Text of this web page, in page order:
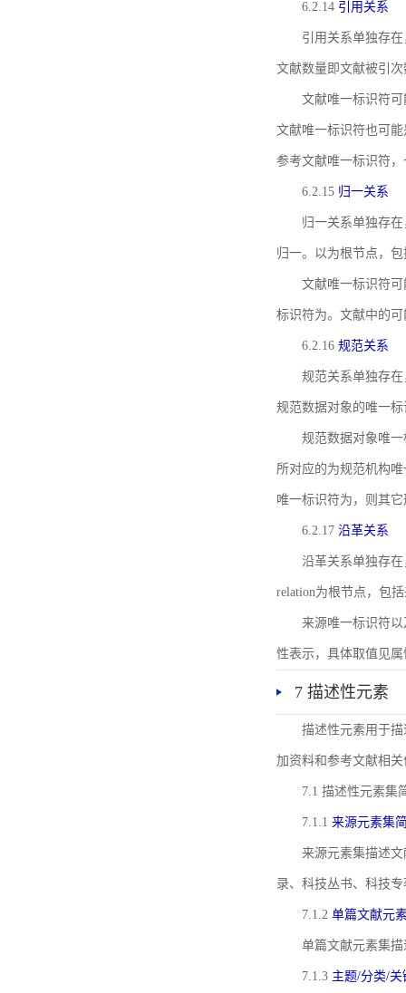
6.2.14 引用关系
引用关系单独存
文献数量即文献被引
文献唯一标识符
文献唯一标识符也可
参考文献唯一标识符
6.2.15 归一关系
归一关系单独存
归一。以为根节点，
文献唯一标识符
标识符为。文献中的
6.2.16 规范关系
规范关系单独存
规范数据对象的唯一
规范数据对象唯一
所对应的为规范机构
唯一标识符为，则其
6.2.17 沿革关系
沿革关系单独存
relation为根节点，包
来源唯一标识符以
性表示，具体取值见属
7 描述性元素
描述性元素用于
加资料和参考文献相
7.1 描述性元素集
7.1.1 来源元素集
来源元素集描述
录、科技丛书、科技
7.1.2 单篇文献元
单篇文献元素集
7.1.3 主题/分类/